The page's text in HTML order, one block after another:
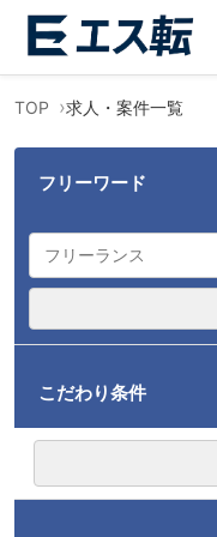
TOP 求人・案件一覧
フリーワード
こだわり条件